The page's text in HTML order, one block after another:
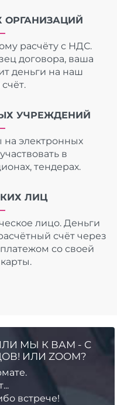
ОРГАНИЗАЦИЙ
расчёту с НДС.
договора, ваша
деньги на наш
УЧРЕЖДЕНИЙ
электронных
в
тендерах.
ЛИЦ
лицо. Деньги
счёт через
со своей
МЫ К ВАМ - С
ИЛИ ZOOM?
встрече!